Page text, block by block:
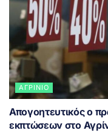
ΑΓΡΊΝΙΟ
Απογοητευτικός ο
εκπτώσεων στο